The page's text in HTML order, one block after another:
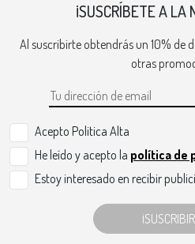
¡SUSCRÍBETE A LA
Al suscribirte obtendrás un 10% de
otras
Acepto Politica Alta
He leído y acepto la política de
Estoy interesado en recibir